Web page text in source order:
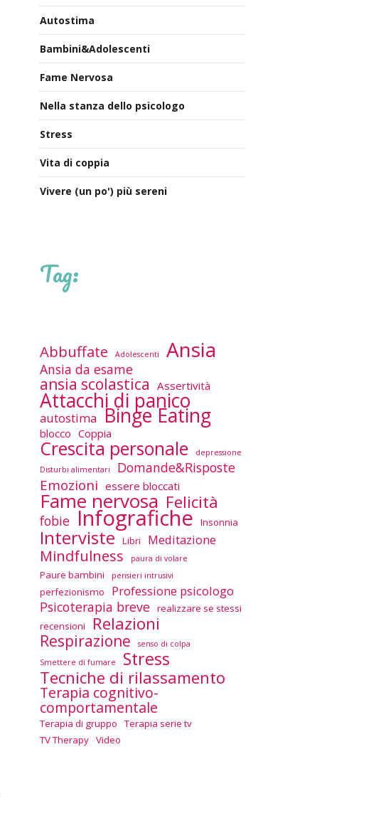
Autostima
Bambini&Adolescenti
Fame Nervosa
Nella stanza dello psicologo
Stress
Vita di coppia
Vivere (un po') più sereni
Tag:
Abbuffate Adolescenti Ansia
Ansia da esame
ansia scolastica Assertività
Attacchi di panico
autostima Binge Eating
blocco Coppia
Crescita personale
depressione
Disturbi alimentari
Domande&Risposte
Emozioni essere bloccati
Fame nervosa Felicità
fobie Infografiche Insonnia
Interviste Libri Meditazione
Mindfulness paura di volare
Paure bambini pensieri intrusivi
perfezionismo Professione psicologo
Psicoterapia breve realizzare se stessi
recensioni
Relazioni
Respirazione
senso di colpa
Smettere di fumare
Stress
Tecniche di rilassamento
Terapia cognitivo-
comportamentale
Terapia di gruppo Terapia serie tv
TV Therapy Video